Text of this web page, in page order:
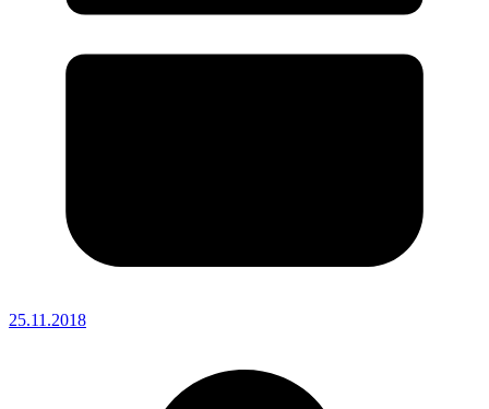
25.11.2018